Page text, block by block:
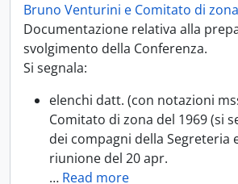
Bruno Venturini e Comitato di
Documentazione relativa alla
svolgimento della Conferenza.
Si segnala:
elenchi datt. (con notazioni
Comitato di zona del 1969 (si
dei compagni della Segreteria
riunione del 20 apr.
… Read more